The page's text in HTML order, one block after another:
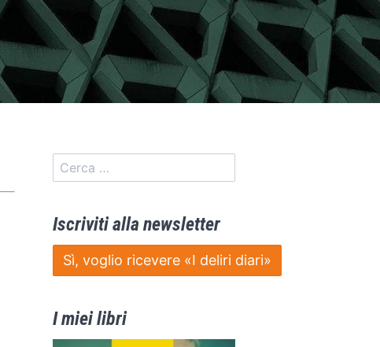
Iscriviti alla newsletter
Sì, voglio ricevere «I deliri diari»
I miei libri